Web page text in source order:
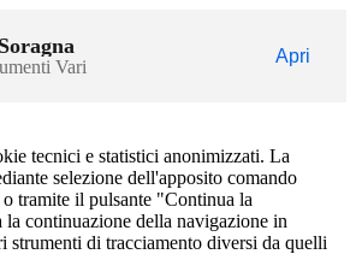
Vari
Apri
tecnici e statistici anonimizzati. La
selezione dell'apposito comando
tramite il pulsante "Continua la
continuazione della navigazione in
strumenti di tracciamento diversi da quelli